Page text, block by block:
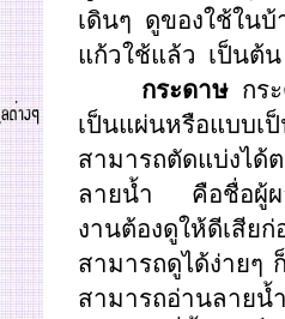
เดินๆ ดูของใช้ใน
แก้วใช้แล้ว เป็นต้น
กระดาษ กร
เป็นแผ่นหรือแบบ
สามารถตัดแบ่งไ
ลายน้ำ คือชื่อผู้ผ
งานต้องดูให้ดีเสี
สามารถดูได้ง่ายๆ
สามารถอ่านลา